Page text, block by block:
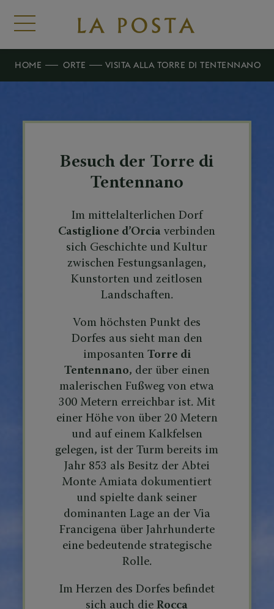
HOME ORTE VISITA ALLA TORRE DI TENTENNANO
Besuch der Torre di
Tentennano
Im mittelalterlichen Dorf
Castiglione d’Orcia verbinden
sich Geschichte und Kultur
zwischen Festungsanlagen,
Kunstorten und zeitlosen
Landschaften.
Vom höchsten Punkt des
Dorfes aus sieht man den
imposanten Torre di
Tentennano, der über einen
malerischen Fußweg von etwa
300 Metern erreichbar ist. Mit
einer Höhe von über 20 Metern
und auf einem Kalkfelsen
gelegen, ist der Turm bereits im
Jahr 853 als Besitz der Abtei
Monte Amiata dokumentiert
und spielte dank seiner
dominanten Lage an der Via
Francigena über Jahrhunderte
eine bedeutende strategische
Rolle.
Im Herzen des Dorfes befindet
sich auch dieRocca